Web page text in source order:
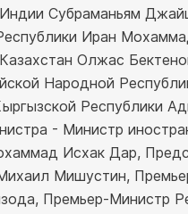
Субраманьям
Иран
Олжас
Народной
Республики
- Министр
Исхак Дар,
Мишустин,
Премьер-Министр